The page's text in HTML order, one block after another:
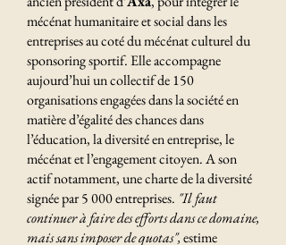
mécénat humanitaire et social dans les
entreprises au coté du mécénat culturel du
sponsoring sportif. Elle accompagne
aujourd’hui un collectif de 150
organisations engagées dans la société en
matière d’égalité des chances dans
l’éducation, la diversité en entreprise, le
mécénat et l’engagement citoyen. A son
actif notamment, une charte de la diversité
signée par 5 000 entreprises. "Il faut
continuer à faire des efforts dans ce domaine,
mais sans imposer de quotas",estime